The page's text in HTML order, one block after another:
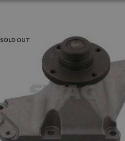
SOLD OUT